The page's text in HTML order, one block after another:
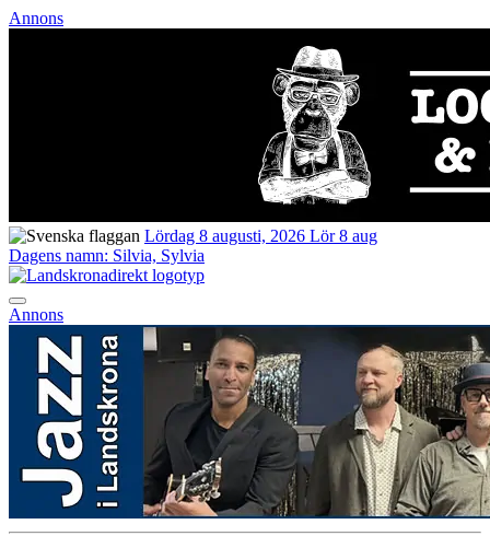
Annons
Lördag 8 augusti, 2026 Lör 8 aug
Dagens namn: Silvia, Sylvia
Annons